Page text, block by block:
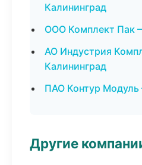
Калининград
ООО Комплект Пак
АО Индустрия
Калининград
ПАО Контур
Другие